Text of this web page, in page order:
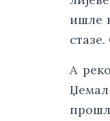
ишле
А